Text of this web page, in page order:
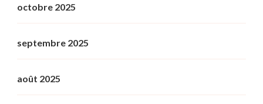
octobre 2025
septembre 2025
août 2025